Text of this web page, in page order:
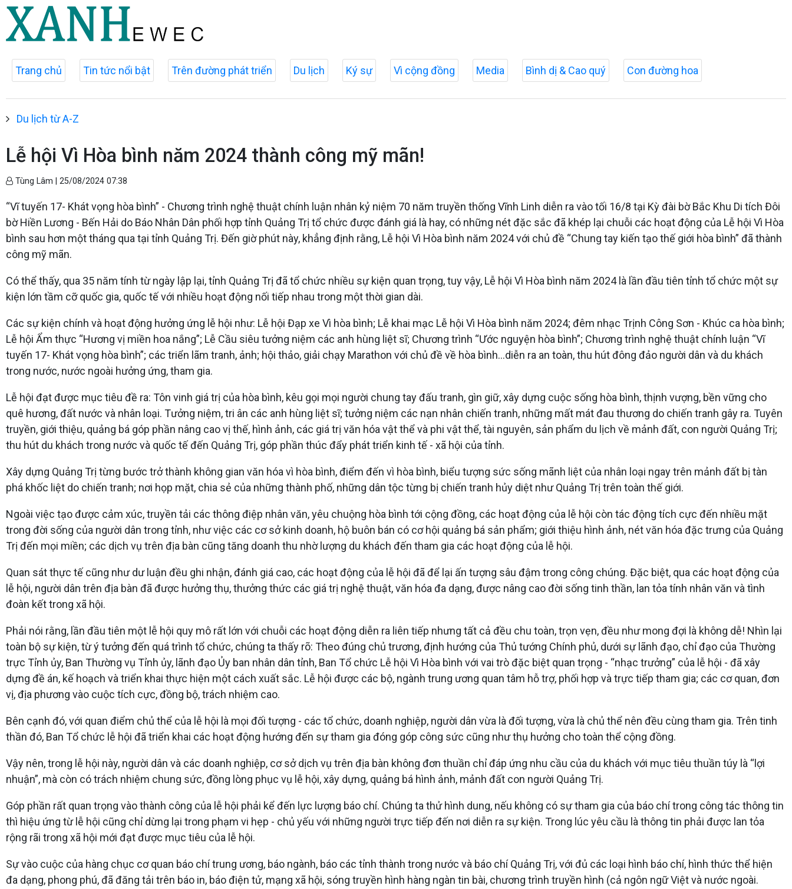
Trang chủ Tin tức nổi bật Trên đường phát triển Du lịch Ký sự Vì cộng đồng Media Bình dị & Cao quý Con đường hoa
Du lịch từ A-Z
Lễ hội Vì Hòa bình năm 2024 thành công mỹ mãn!
Tùng Lâm | 25/08/2024 07:38
“Vĩ tuyến 17- Khát vọng hòa bình” - Chương trình nghệ thuật chính luận nhân kỷ niệm 70 năm truyền thống Vĩnh Linh diễn ra vào tối 16/8 tại Kỳ đài bờ Bắc Khu Di tích Đôi
bờ Hiền Lương - Bến Hải do Báo Nhân Dân phối hợp tỉnh Quảng Trị tổ chức được đánh giá là hay, có những nét đặc sắc đã khép lại chuỗi các hoạt động của Lễ hội Vì Hòa
bình sau hơn một tháng qua tại tỉnh Quảng Trị. Đến giờ phút này, khẳng định rằng, Lễ hội Vì Hòa bình năm 2024 với chủ đề “Chung tay kiến tạo thế giới hòa bình” đã thành
công mỹ mãn.
Có thể thấy, qua 35 năm tính từ ngày lập lại, tỉnh Quảng Trị đã tổ chức nhiều sự kiện quan trọng, tuy vậy, Lễ hội Vì Hòa bình năm 2024 là lần đầu tiên tỉnh tổ chức một sự
kiện lớn tầm cỡ quốc gia, quốc tế với nhiều hoạt động nối tiếp nhau trong một thời gian dài.
Các sự kiện chính và hoạt động hưởng ứng lễ hội như: Lễ hội Đạp xe Vì hòa bình; Lễ khai mạc Lễ hội Vì Hòa bình năm 2024; đêm nhạc Trịnh Công Sơn - Khúc ca hòa bình;
Lễ hội Ẩm thực “Hương vị miền hoa nắng”; Lễ Cầu siêu tưởng niệm các anh hùng liệt sĩ; Chương trình “Ước nguyện hòa bình”; Chương trình nghệ thuật chính luận “Vĩ
tuyến 17- Khát vọng hòa bình”; các triển lãm tranh, ảnh; hội thảo, giải chạy Marathon với chủ đề về hòa bình...diễn ra an toàn, thu hút đông đảo người dân và du khách
trong nước, nước ngoài hưởng ứng, tham gia.
Lễ hội đạt được mục tiêu đề ra: Tôn vinh giá trị của hòa bình, kêu gọi mọi người chung tay đấu tranh, gìn giữ, xây dựng cuộc sống hòa bình, thịnh vượng, bền vững cho
quê hương, đất nước và nhân loại. Tưởng niệm, tri ân các anh hùng liệt sĩ; tưởng niệm các nạn nhân chiến tranh, những mất mát đau thương do chiến tranh gây ra. Tuyên
truyền, giới thiệu, quảng bá góp phần nâng cao vị thế, hình ảnh, các giá trị văn hóa vật thể và phi vật thể, tài nguyên, sản phẩm du lịch về mảnh đất, con người Quảng Trị;
thu hút du khách trong nước và quốc tế đến Quảng Trị, góp phần thúc đẩy phát triển kinh tế - xã hội của tỉnh.
Xây dựng Quảng Trị từng bước trở thành không gian văn hóa vì hòa bình, điểm đến vì hòa bình, biểu tượng sức sống mãnh liệt của nhân loại ngay trên mảnh đất bị tàn
phá khốc liệt do chiến tranh; nơi họp mặt, chia sẻ của những thành phố, những dân tộc từng bị chiến tranh hủy diệt như Quảng Trị trên toàn thế giới.
Ngoài việc tạo được cảm xúc, truyền tải các thông điệp nhân văn, yêu chuộng hòa bình tới cộng đồng, các hoạt động của lễ hội còn tác động tích cực đến nhiều mặt
trong đời sống của người dân trong tỉnh, như việc các cơ sở kinh doanh, hộ buôn bán có cơ hội quảng bá sản phẩm; giới thiệu hình ảnh, nét văn hóa đặc trưng của Quảng
Trị đến mọi miền; các dịch vụ trên địa bàn cũng tăng doanh thu nhờ lượng du khách đến tham gia các hoạt động của lễ hội.
Quan sát thực tế cũng như dư luận đều ghi nhận, đánh giá cao, các hoạt động của lễ hội đã để lại ấn tượng sâu đậm trong công chúng. Đặc biệt, qua các hoạt động của
lễ hội, người dân trên địa bàn đã được hưởng thụ, thưởng thức các giá trị nghệ thuật, văn hóa đa dạng, được nâng cao đời sống tinh thần, lan tỏa tính nhân văn và tình
đoàn kết trong xã hội.
Phải nói rằng, lần đầu tiên một lễ hội quy mô rất lớn với chuỗi các hoạt động diễn ra liên tiếp nhưng tất cả đều chu toàn, trọn vẹn, đều như mong đợi là không dễ! Nhìn lại
toàn bộ sự kiện, từ ý tưởng đến quá trình tổ chức, chúng ta thấy rõ: Theo đúng chủ trương, định hướng của Thủ tướng Chính phủ, dưới sự lãnh đạo, chỉ đạo của Thường
trực Tỉnh ủy, Ban Thường vụ Tỉnh ủy, lãnh đạo Ủy ban nhân dân tỉnh, Ban Tổ chức Lễ hội Vì Hòa bình với vai trò đặc biệt quan trọng - “nhạc trưởng” của lễ hội - đã xây
dựng đề án, kế hoạch và triển khai thực hiện một cách xuất sắc. Lễ hội được các bộ, ngành trung ương quan tâm hỗ trợ, phối hợp và trực tiếp tham gia; các cơ quan, đơn
vị, địa phương vào cuộc tích cực, đồng bộ, trách nhiệm cao.
Bên cạnh đó, với quan điểm chủ thể của lễ hội là mọi đối tượng - các tổ chức, doanh nghiệp, người dân vừa là đối tượng, vừa là chủ thể nên đều cùng tham gia. Trên tinh
thần đó, Ban Tổ chức lễ hội đã triển khai các hoạt động hướng đến sự tham gia đóng góp công sức cũng như thụ hưởng cho toàn thể cộng đồng.
Vậy nên, trong lễ hội này, người dân và các doanh nghiệp, cơ sở dịch vụ trên địa bàn không đơn thuần chỉ đáp ứng nhu cầu của du khách với mục tiêu thuần túy là “lợi
nhuận”, mà còn có trách nhiệm chung sức, đồng lòng phục vụ lễ hội, xây dựng, quảng bá hình ảnh, mảnh đất con người Quảng Trị.
Góp phần rất quan trọng vào thành công của lễ hội phải kể đến lực lượng báo chí. Chúng ta thử hình dung, nếu không có sự tham gia của báo chí trong công tác thông tin
thì hiệu ứng từ lễ hội cũng chỉ dừng lại trong phạm vi hẹp - chủ yếu với những người trực tiếp đến nơi diễn ra sự kiện. Trong lúc yêu cầu là thông tin phải được lan tỏa
rộng rãi trong xã hội mới đạt được mục tiêu của lễ hội.
Sự vào cuộc của hàng chục cơ quan báo chí trung ương, báo ngành, báo các tỉnh thành trong nước và báo chí Quảng Trị, với đủ các loại hình báo chí, hình thức thể hiện
đa dạng, phong phú, đã đăng tải trên báo in, báo điện tử, mạng xã hội, sóng truyền hình hàng ngàn tin bài, chương trình truyền hình (cả ngôn ngữ Việt và nước ngoài.